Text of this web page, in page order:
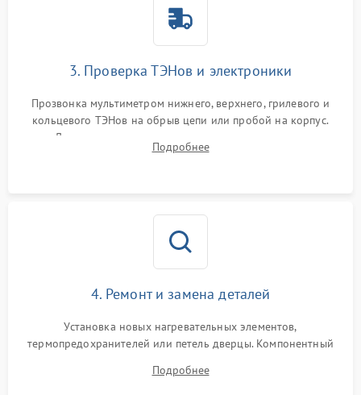
3. Проверка ТЭНов и электроники
Прозвонка мультиметром нижнего, верхнего, грилевого и
кольцевого ТЭНов на обрыв цепи или пробой на корпус.
Диагностика термостата, датчиков температуры,
переключателя режимов и мотора конвекции.
Подробнее
4. Ремонт и замена деталей
Установка новых нагревательных элементов,
термопредохранителей или петель дверцы. Компонентный
выгоревших реле, восстановление контактов и замена
Подробнее